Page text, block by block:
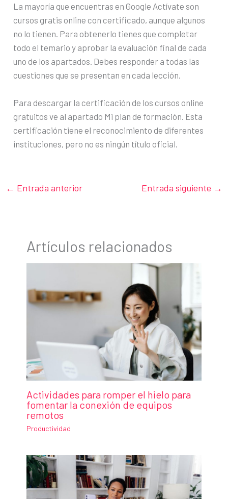
La mayoría que encuentras en Google Actívate son
cursos gratis online con certificado, aunque algunos
no lo tienen. Para obtenerlo tienes que completar
todo el temario y aprobar la evaluación final de cada
uno de los apartados. Debes responder a todas las
cuestiones que se presentan en cada lección.
Para descargar la certificación de los cursos online
gratuitos ve al apartado Mi plan de formación. Esta
certificación tiene el reconocimiento de diferentes
instituciones, pero no es ningún título oficial.
← Entrada anterior Entrada siguiente →
Artículos relacionados
Actividades para romper el hielo para
fomentar la conexión de equipos
remotos
Productividad